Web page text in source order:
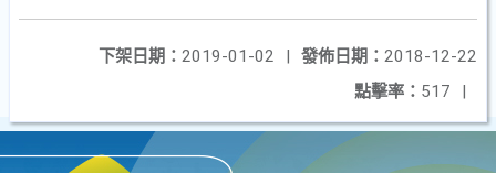
發佈日期： 2018-12-22
下架日期： 2019-01-02
|
點擊率： 517 |